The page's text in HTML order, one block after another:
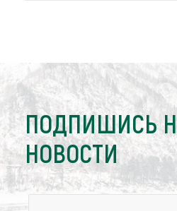
ПОДПИШИСЬ
НОВОСТИ